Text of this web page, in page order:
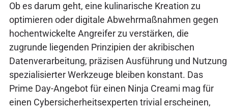
Ob es darum geht, eine kulinarische Kreation zu
optimieren oder digitale Abwehrmaßnahmen gegen
hochentwickelte Angreifer zu verstärken, die
zugrunde liegenden Prinzipien der akribischen
Datenverarbeitung, präzisen Ausführung und Nutzung
spezialisierter Werkzeuge bleiben konstant. Das
Prime Day-Angebot für einen Ninja Creami mag für
einen Cybersicherheitsexperten trivial erscheinen,